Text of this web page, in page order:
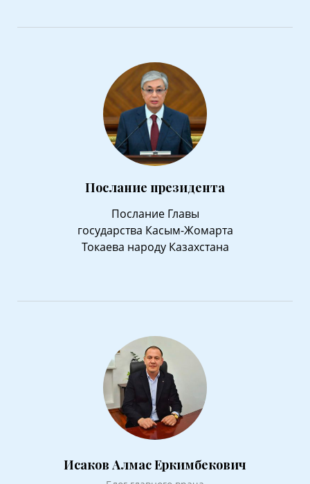
Послание президента
Послание Главы
государства Касым-Жомарта
Токаева народу Казахстана
Исаков Алмас Еркимбекович